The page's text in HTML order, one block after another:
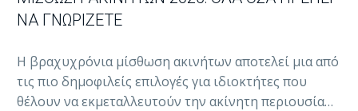
ΝΑ ΓΝΩΡΊΖΕΤΕ
Η βραχυχρόνια μίσθωση ακινήτων αποτελεί μια από
τις πιο δημοφιλείς επιλογές για ιδιοκτήτες που
θέλουν να εκμεταλλευτούν την ακίνητη περιουσία…